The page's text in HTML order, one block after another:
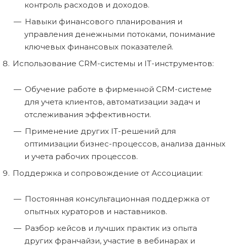
контроль расходов и доходов.
Навыки финансового планирования и
управления денежными потоками, понимание
ключевых финансовых показателей.
Использование CRM-системы и IT-инструментов:
Обучение работе в фирменной CRM-системе
для учета клиентов, автоматизации задач и
отслеживания эффективности.
Применение других IT-решений для
оптимизации бизнес-процессов, анализа данных
и учета рабочих процессов.
Поддержка и сопровождение от Ассоциации:
Постоянная консультационная поддержка от
опытных кураторов и наставников.
Разбор кейсов и лучших практик из опыта
других франчайзи, участие в вебинарах и